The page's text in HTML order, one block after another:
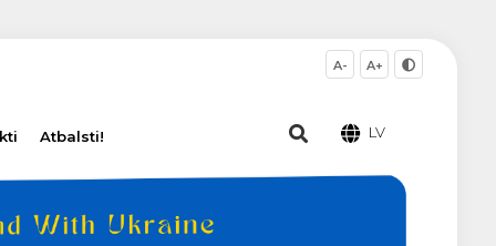
Atbalsti!
A- A+
LV